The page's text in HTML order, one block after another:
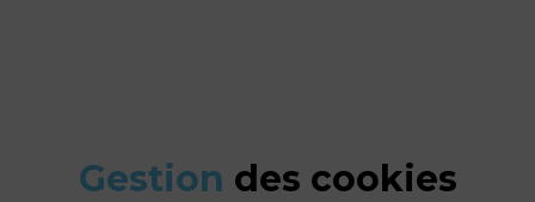
Gestion des cookies